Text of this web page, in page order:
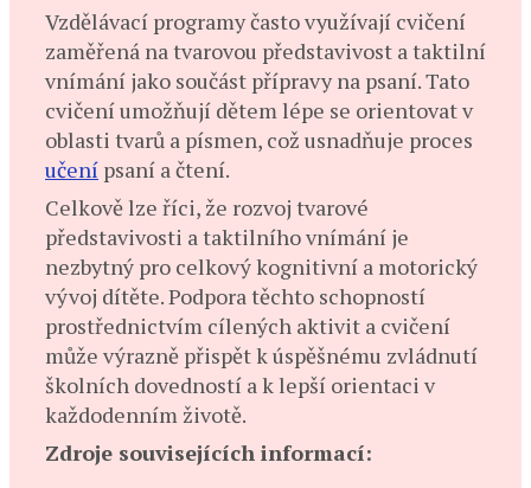
Vzdělávací programy často využívají cvičení
zaměřená na tvarovou představivost a taktilní
vnímání jako součást přípravy na psaní. Tato
cvičení umožňují dětem lépe se orientovat v
oblasti tvarů a písmen, což usnadňuje proces
učení psaní a čtení.
Celkově lze říci, že rozvoj tvarové
představivosti a taktilního vnímání je
nezbytný pro celkový kognitivní a motorický
vývoj dítěte. Podpora těchto schopností
prostřednictvím cílených aktivit a cvičení
může výrazně přispět k úspěšnému zvládnutí
školních dovedností a k lepší orientaci v
každodenním životě.
Zdroje souvisejících informací: